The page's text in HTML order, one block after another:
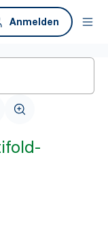
Anmelden